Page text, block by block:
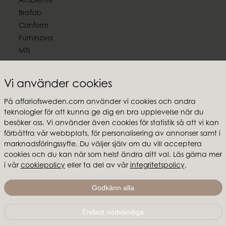
Vi använder cookies
På affariofsweden.com använder vi cookies och andra
teknologier för att kunna ge dig en bra upplevelse när du
besöker oss. Vi använder även cookies för statistik så att vi kan
förbättra vår webbplats, för personalisering av annonser samt i
marknadsföringssyfte. Du väljer själv om du vill acceptera
cookies och du kan när som helst ändra ditt val. Läs gärna mer
i vår cookiepolicyeller ta del av vår integritetspolicy.
Godkänn alla
Endast nödvändiga
Brafab
Conform
Furninova
MTI
Affari of Sweden
Om oss
Inspiration
Affari of Sweden | Hallarydsvägen 56A | 285 39 Markaryd